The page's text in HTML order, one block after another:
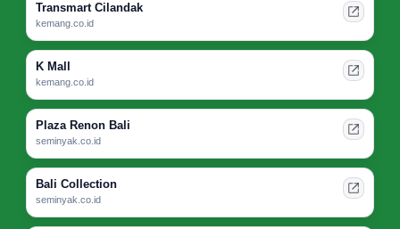
Transmart Cilandak
kemang.co.id
K Mall
kemang.co.id
Plaza Renon Bali
seminyak.co.id
Bali Collection
seminyak.co.id